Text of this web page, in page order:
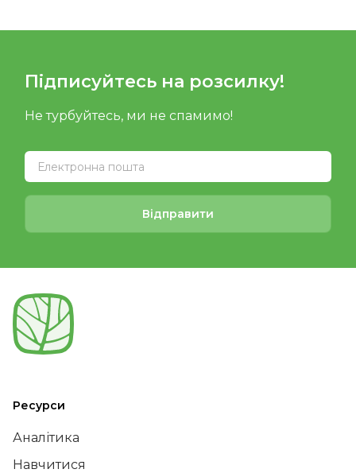
Підписуйтесь на розсилку!
Не турбуйтесь, ми не спамимо!
Відправити
Ресурси
Аналітика
Навчитися